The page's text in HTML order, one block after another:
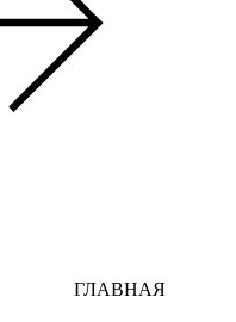
ГЛАВНАЯ